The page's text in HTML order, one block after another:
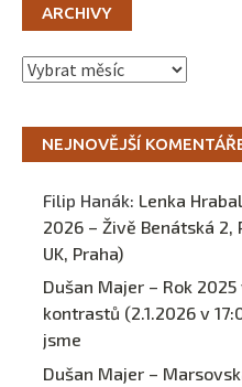
ARCHIVY
Archivy
NEJNOVĚJŠÍ
Filip Hanák: Lenka
2026 – Živě Benátská
UK, Praha)
Dušan Majer – Rok
kontrastů (2.1.2026 v
jsme
Dušan Majer –